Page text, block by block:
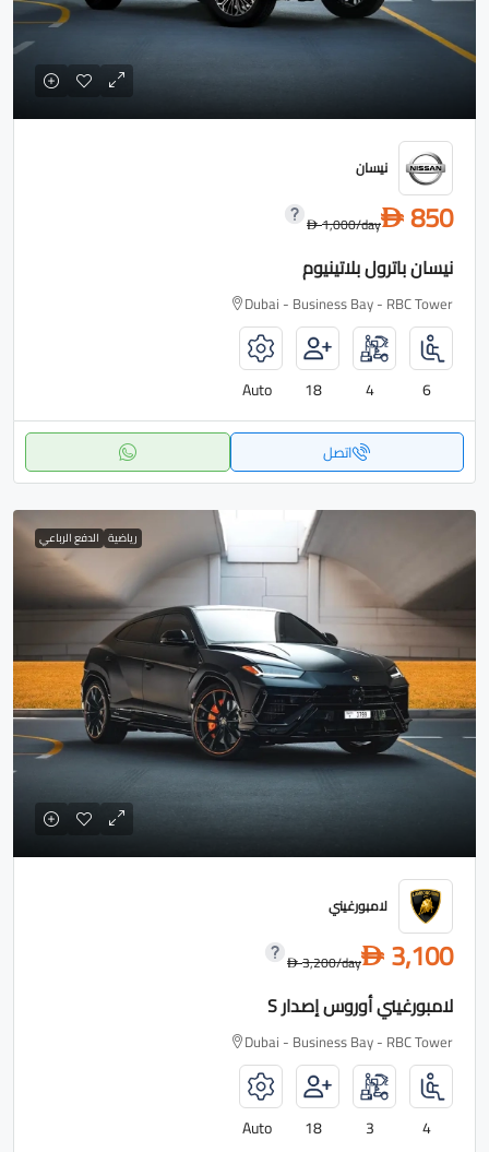
نيسان
D 850
D1,000/day
نيسان باترول بلاتينيوم
Dubai - Business Bay - RBC Tower
6
4
18
Auto
اتصل
رياضية الدفع الرباعي
لامبورغيني
D 3,100
D3,200/day
لامبورغيني أوروس إصدار S
Dubai - Business Bay - RBC Tower
4
3
18
Auto